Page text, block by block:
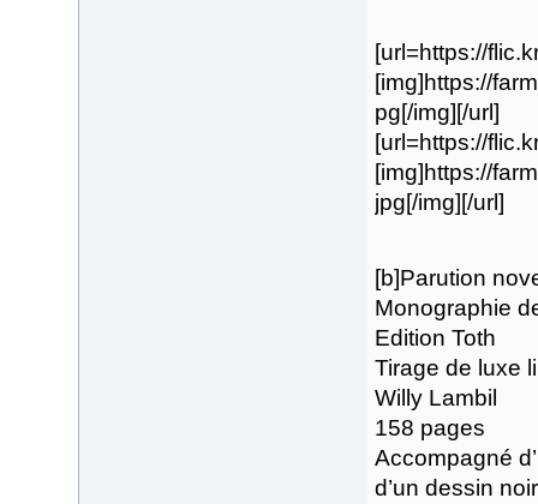
[url=https://
[img]https://
pg[/img][/url]
[url=https://
[img]https://
jpg[/img][/url]
[b]Parution
Monographie
Edition Toth
Tirage de luxe
Willy Lambil
158 pages
Accompagné
d’un dessin